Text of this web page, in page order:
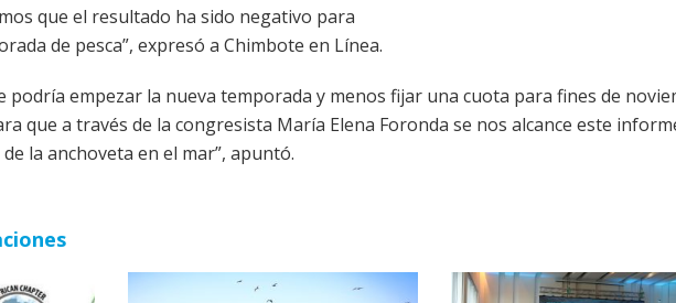
que el resultado ha sido negativo para
de pesca”, expresó a Chimbote en Línea.
podría empezar la nueva temporada y menos fijar una cuota para fines de
que a través de la congresista María Elena Foronda se nos alcance este
la anchoveta en el mar”, apuntó.